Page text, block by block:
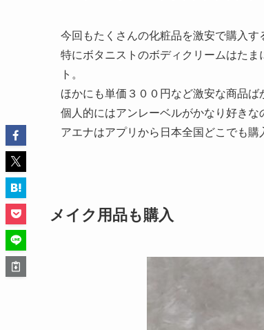
今回もたくさんの化粧品を激安で購入す
特にボタニストのボディクリームはた
ト。
ほかにも単価３００円など激安な商品ば
個人的にはアンレーベルがかなり好きな
アエナはアプリから日本全国どこでも購
メイク用品も購入